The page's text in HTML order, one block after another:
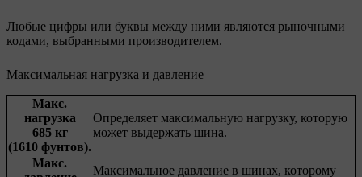
Любые цифры или буквы между ними являются рыночными
кодами, выбранными производителем.
Максимальная нагрузка и давление
Макс.
нагрузка
685 кг
(1610 фунтов).
Определяет максимальную нагрузку, которую
может выдержать шина.
Макс.
Максимальное давление в шинах, которому